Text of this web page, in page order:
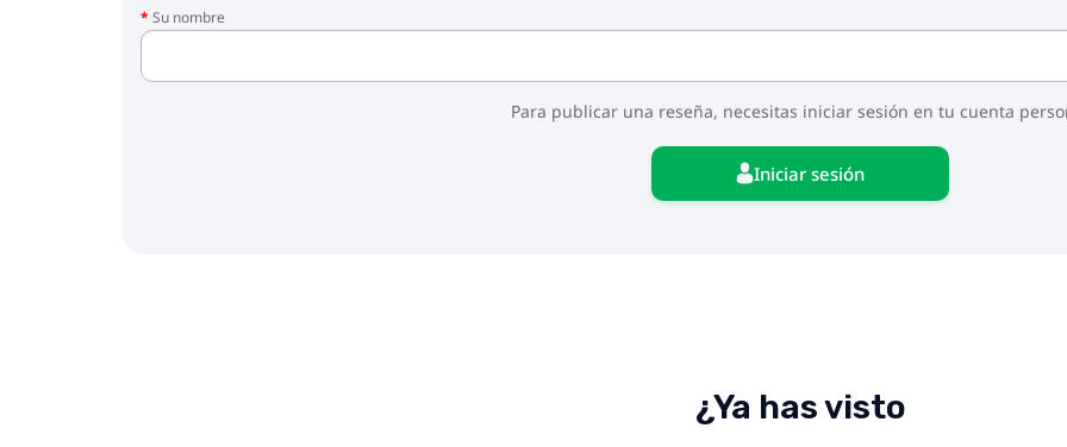
Su nombre
Para publicar una reseña, necesitas iniciar sesión en tu cuenta
Iniciar sesión
¿Ya has visto